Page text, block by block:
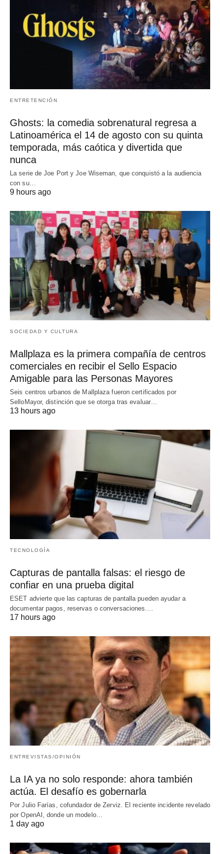
ENTRETENCIÓN
Ghosts: la comedia sobrenatural regresa a
Latinoamérica el 14 de agosto con su quinta
temporada, más caótica y divertida que
nunca
La serie de Joe Port y Joe Wiseman, que conquistó a la audiencia
con su…
9 hours ago
SOCIEDAD Y CULTURA
Mallplaza es la primera compañía de centros
comerciales en recibir el Sello Espacio
Amigable para las Personas Mayores
Seis centros urbanos de Mallplaza fueron certificados por
SelloMayor, distinción que se otorga tras evaluar…
13 hours ago
TECNOLOGÍA
Capturas de pantalla falsas: el riesgo de
confiar en una prueba digital
ESET advierte que las capturas de pantalla pueden ayudar a
documentar pagos, reservas o conversaciones.…
17 hours ago
ENTREVISTAS/OPINIÓN
La IA ya no solo responde: ahora también
actúa. El desafío es gobernarla
Por Julio Farías, cofundador de Zerviz. El reciente incidente revelado
por OpenAI, donde un modelo…
1 day ago